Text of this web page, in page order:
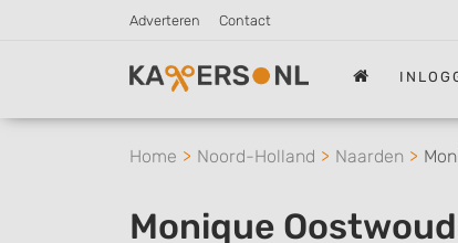
Adverteren Contact
Home Noord-Holland Naarden
Monique